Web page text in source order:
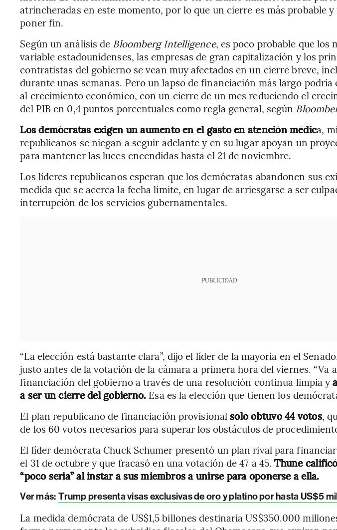
atrincheradas en este momento, por lo que un cierre es más probable
poner fin.
Según un análisis de Bloomberg Intelligence, es poco probable que los
variable estadounidenses, las empresas de gran capitalización y los
contratistas del gobierno se vean muy afectados en un cierre breve,
durante unas semanas. Pero un lapso de financiación más largo podría
al crecimiento económico, con un cierre de un mes reduciendo el
del PIB en 0,4 puntos porcentuales como regla general, según
Los demócratas exigen un aumento en el gasto en atención médica,
republicanos se niegan a seguir adelante y en su lugar apoyan un
para mantener las luces encendidas hasta el 21 de noviembre.
Los líderes republicanos esperan que los demócratas abandonen sus
medida que se acerca la fecha límite, en lugar de arriesgarse a ser
interrupción de los servicios gubernamentales.
PUBLICIDAD
“La elección está bastante clara”, dijo el líder de la mayoría en el
justo antes de la votación de la cámara a primera hora del viernes. “Va
financiación del gobierno a través de una resolución continua limpia y
a ser un cierre del gobierno. Esa es la elección que tienen los
El plan republicano de financiación provisional solo obtuvo 44 votos,
de los 60 votos necesarios para superar los obstáculos de
El líder demócrata Chuck Schumer presentó un plan rival para
el 31 de octubre y que fracasó en una votación de 47 a 45. Thune
“poco seria” al instar a sus miembros a unirse para oponerse a ella.
Ver más: Trump presenta visas exclusivas de oro y platino por hasta US$5
La medida demócrata de US$1,5 billones destinaría US$350.000